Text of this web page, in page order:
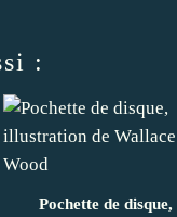
:
Pochette de disque,